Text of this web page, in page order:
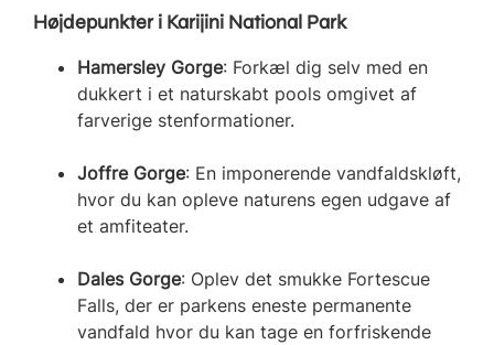
Højdepunkter i Karijini National Park
Hamersley Gorge: Forkæl dig selv med en
dukkert i et naturskabt pools omgivet af
farverige stenformationer.
Joffre Gorge: En imponerende vandfaldskløft,
hvor du kan opleve naturens egen udgave af
et amfiteater.
Dales Gorge: Oplev det smukke Fortescue
Falls, der er parkens eneste permanente
vandfald hvor du kan tage en forfriskende